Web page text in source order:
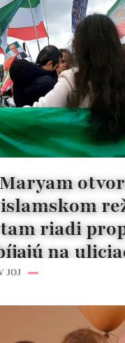
riadi
na
JOJ